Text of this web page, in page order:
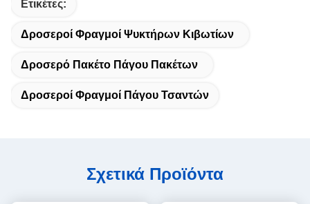
Ετικέτες:
Δροσεροί Φραγμοί Ψυκτήρων Κιβωτίων
Δροσερό Πακέτο Πάγου Πακέτων
Δροσεροί Φραγμοί Πάγου Τσαντών
Σχετικά Προϊόντα